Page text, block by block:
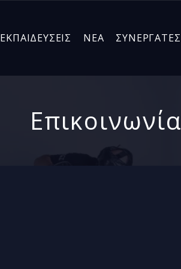
ΕΚΠΑΙΔΕΥΣΕΙΣ ΝΕΑ ΣΥΝΕΡΓΑΤΕΣ
Επικοινωνία